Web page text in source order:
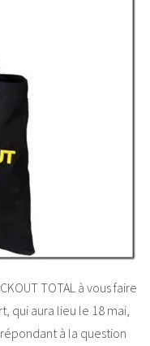
TOTAL à vous faire
qui aura lieu le 18 mai,
à la question